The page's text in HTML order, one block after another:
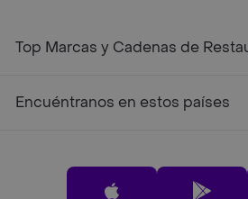
Top Marcas y Cadenas de
Encuéntranos en estos países